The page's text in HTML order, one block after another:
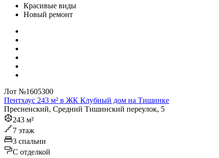
Красивые виды
Новый ремонт
Лот №1605300
Пентхаус 243 м² в ЖК Клубный дом на Тишинке
Пресненский, Средний Тишинский переулок, 5
243 м²
7 этаж
3 спальни
C отделкой